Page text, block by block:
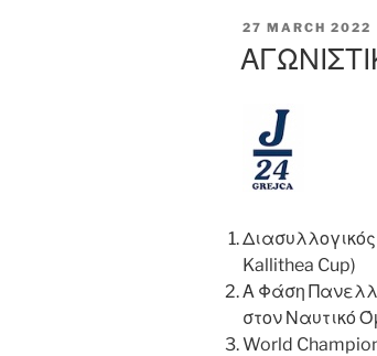
POSTED
27 MARCH 2022
Kallithea Cup)
Α Φάση
στον Ναυτικό
World